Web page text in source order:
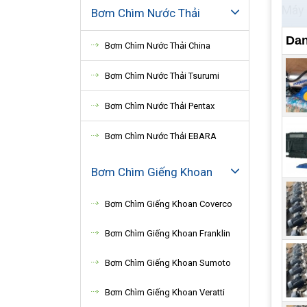
Bơm Chìm Nước Thải
Bơm Chìm Nước Thải China
Bơm Chìm Nước Thải Tsurumi
Bơm Chìm Nước Thải Pentax
Bơm Chìm Nước Thải EBARA
Bơm Chìm Giếng Khoan
Bơm Chìm Giếng Khoan Coverco
Bơm Chìm Giếng Khoan Franklin
Bơm Chìm Giếng Khoan Sumoto
Bơm Chìm Giếng Khoan Veratti
chỉ